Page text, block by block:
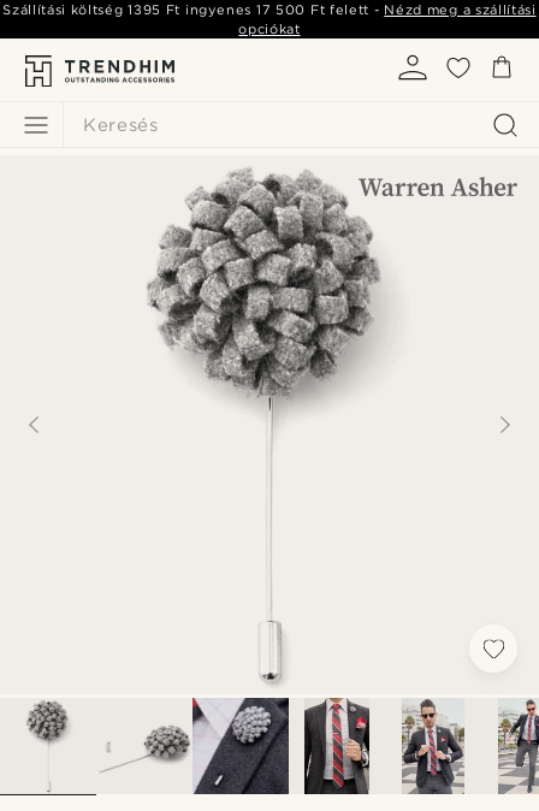
Keresés
Szállítási költség1395 Ft ingyenes 17 500 Ft felett - Nézd meg a szállítási
opciókat